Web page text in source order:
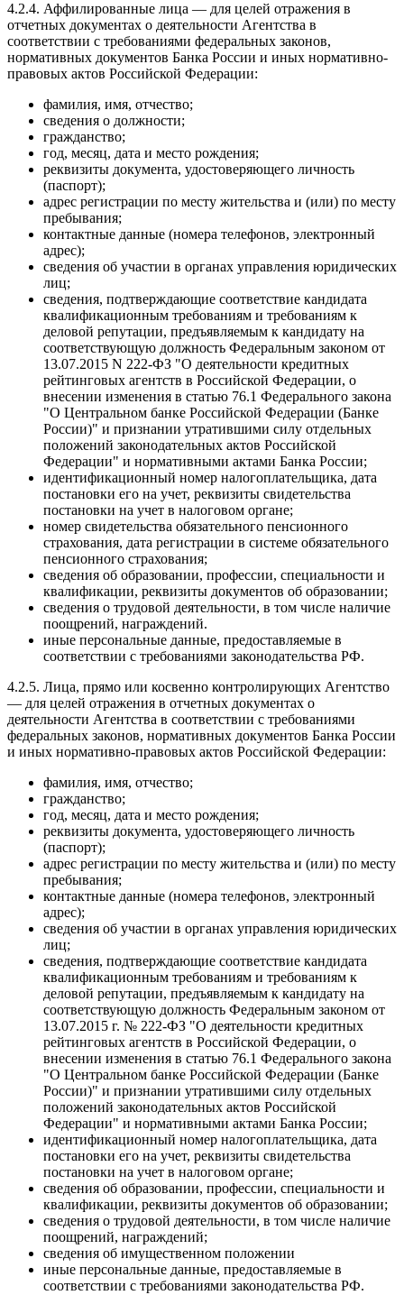
4.2.4. Аффилированные лица — для целей отражения в
отчетных документах о деятельности Агентства в
соответствии с требованиями федеральных законов,
нормативных документов Банка России и иных нормативно-
правовых актов Российской Федерации:
фамилия, имя, отчество;
сведения о должности;
гражданство;
год, месяц, дата и место рождения;
реквизиты документа, удостоверяющего личность
(паспорт);
адрес регистрации по месту жительства и (или) по месту
пребывания;
контактные данные (номера телефонов, электронный
адрес);
сведения об участии в органах управления юридических
лиц;
сведения, подтверждающие соответствие кандидата
квалификационным требованиям и требованиям к
деловой репутации, предъявляемым к кандидату на
соответствующую должность Федеральным законом от
13.07.2015 N 222-ФЗ "О деятельности кредитных
рейтинговых агентств в Российской Федерации, о
внесении изменения в статью 76.1 Федерального закона
"О Центральном банке Российской Федерации (Банке
России)" и признании утратившими силу отдельных
положений законодательных актов Российской
Федерации" и нормативными актами Банка России;
идентификационный номер налогоплательщика, дата
постановки его на учет, реквизиты свидетельства
постановки на учет в налоговом органе;
номер свидетельства обязательного пенсионного
страхования, дата регистрации в системе обязательного
пенсионного страхования;
сведения об образовании, профессии, специальности и
квалификации, реквизиты документов об образовании;
сведения о трудовой деятельности, в том числе наличие
поощрений, награждений.
иные персональные данные, предоставляемые в
соответствии с требованиями законодательства РФ.
4.2.5. Лица, прямо или косвенно контролирующих Агентство
— для целей отражения в отчетных документах о
деятельности Агентства в соответствии с требованиями
федеральных законов, нормативных документов Банка России
и иных нормативно-правовых актов Российской Федерации:
фамилия, имя, отчество;
гражданство;
год, месяц, дата и место рождения;
реквизиты документа, удостоверяющего личность
(паспорт);
адрес регистрации по месту жительства и (или) по месту
пребывания;
контактные данные (номера телефонов, электронный
адрес);
сведения об участии в органах управления юридических
лиц;
сведения, подтверждающие соответствие кандидата
квалификационным требованиям и требованиям к
деловой репутации, предъявляемым к кандидату на
соответствующую должность Федеральным законом от
13.07.2015 г. № 222-ФЗ "О деятельности кредитных
рейтинговых агентств в Российской Федерации, о
внесении изменения в статью 76.1 Федерального закона
"О Центральном банке Российской Федерации (Банке
России)" и признании утратившими силу отдельных
положений законодательных актов Российской
Федерации" и нормативными актами Банка России;
идентификационный номер налогоплательщика, дата
постановки его на учет, реквизиты свидетельства
постановки на учет в налоговом органе;
сведения об образовании, профессии, специальности и
квалификации, реквизиты документов об образовании;
сведения о трудовой деятельности, в том числе наличие
поощрений, награждений;
сведения об имущественном положении
иные персональные данные, предоставляемые в
соответствии с требованиями законодательства РФ.